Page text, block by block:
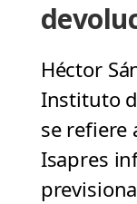
Héctor
Instituto
se refiere
Isapres